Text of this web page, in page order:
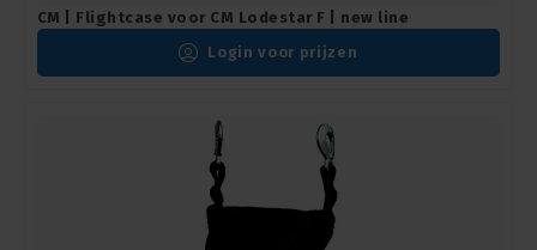
CM | Flightcase voor CM Lodestar F | new line
Login voor prijzen